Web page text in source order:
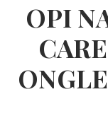
OPI